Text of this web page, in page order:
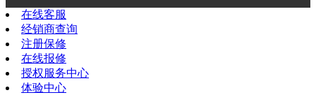
在线客服
经销商查询
注册保修
在线报修
授权服务中心
体验中心